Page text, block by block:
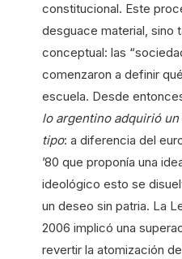
constitucional. Este
desguace material, sino
conceptual: las
comenzaron a definir
escuela. Desde
lo argentino adquirió
tipo: a diferencia del
’80 que proponía una
ideológico esto se
un deseo sin patria. La
2006 implicó una
revertir la atomización